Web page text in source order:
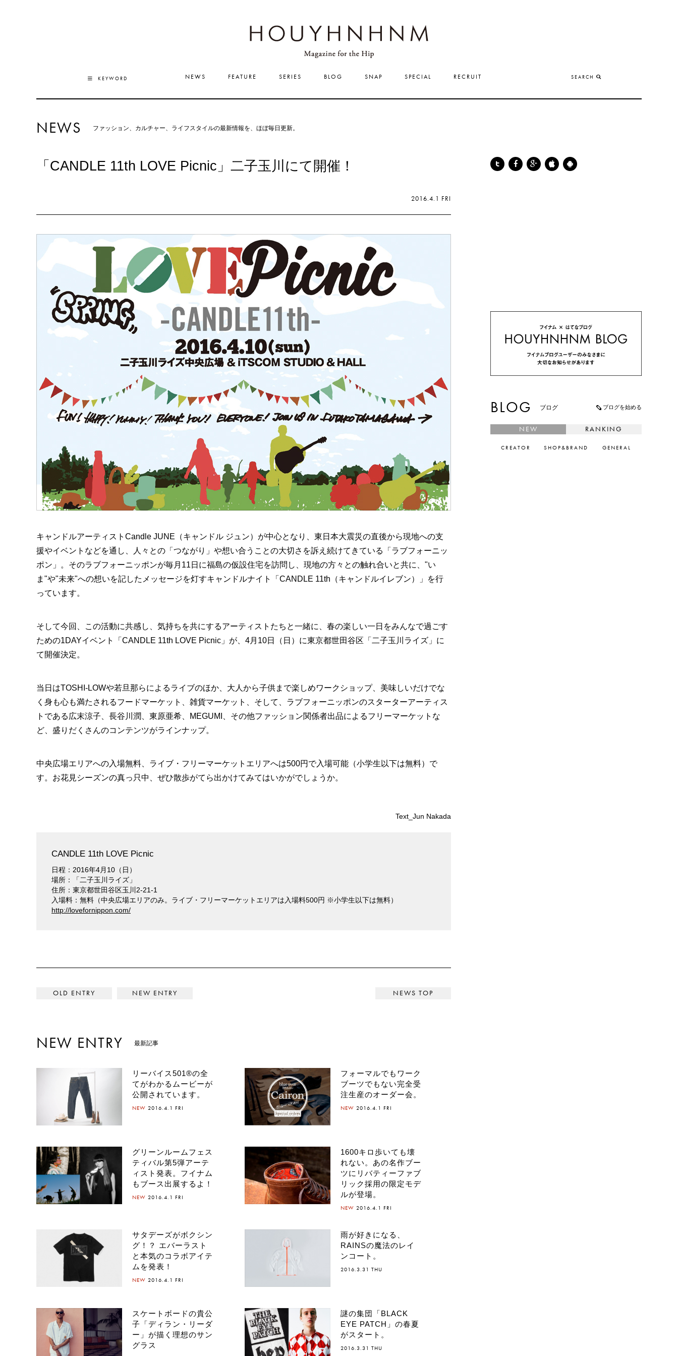
HOUYHNHNM
KEYWORD NEWS FEATURE SERIES BLOG SNAP SPECIAL RECRUIT
NEWS ファッション、カルチャー、ライフスタイルの最新情報を、ほぼ毎日更新。
「CANDLE 11th LOVE Picnic」二子玉川にて開催！
2016.4.1 FRI
キャンドルアーティストCandle JUNE（キャンドル ジュン）が中心となり、東日本大震災の直後から現地への支
援やイベントなどを通し、人々との「つながり」や想い合うことの大切さを訴え続けてきている「ラブフォーニッ
ポン」。そのラブフォーニッポンが毎月11日に福島の仮設住宅を訪問し、現地の方々との触れ合いと共に、"い
ま"や"未来"への想いを記したメッセージを灯すキャンドルナイト「CANDLE 11th（キャンドルイレブン）」を行
っています。
そして今回、この活動に共感し、気持ちを共にするアーティストたちと一緒に、春の楽しい一日をみんなで過ごす
ための1DAYイベント「CANDLE 11th LOVE Picnic」が、4月10日（日）に東京都世田谷区「二子玉川ライズ」に
て開催決定。
当日はTOSHI-LOWや若旦那らによるライブのほか、大人から子供まで楽しめワークショップ、美味しいだけでな
く身も心も満たされるフードマーケット、雑貨マーケット、そして、ラブフォーニッポンのスターターアーティス
トである広末涼子、長谷川潤、東原亜希、MEGUMI、その他ファッション関係者出品によるフリーマーケットな
ど、盛りだくさんのコンテンツがラインナップ。
中央広場エリアへの入場無料、ライブ・フリーマーケットエリアへは500円で入場可能（小学生以下は無料）で
す。お花見シーズンの真っ只中、ぜひ散歩がてら出かけてみてはいかがでしょうか。
Text_Jun Nakada
CANDLE 11th LOVE Picnic
日程：2016年4月10（日）
場所：「二子玉川ライズ」
住所：東京都世田谷区玉川2-21-1
入場料：無料（中央広場エリアのみ。ライブ・フリーマーケットエリアは入場料500円 ※小学生以下は無料）
http://lovefornippon.com/
< グリーンルームフェスティバル第5弾アーティスト発表。フイナムもブース出展するよ！
フォーマルでもワークブーツでもない完全受注生産のオーダー会。 >
NEWS TOP
NEW ENTRY 最新記事
リーバイス501®の全
てがわかるムービーが
公開されています。
NEW2016.4.1 FRI
フォーマルでもワーク
ブーツでもない完全受
注生産のオーダー会。
NEW 2016.4.1 FRI
グリーンルームフェス
ティバル第5弾アーテ
ィスト発表。フイナム
もブース出展するよ！
NEW2016.4.1 FRI
1600キロ歩いても壊
れない。あの名作ブー
ツにリバティーファブ
リック採用の限定モデ
ルが登場。
NEW 2016.4.1 FRI
サタデーズがボクシン
グ！？ エバーラスト
と本気のコラボアイテ
ムを発表！
NEW2016.4.1 FRI
雨が好きになる、
RAINSの魔法のレイ
ンコート。
2016.3.31 THU
スケートボードの貴公
子「ディラン・リーダ
ー」が描く理想のサン
グラス
謎の集団「BLACK
EYE PATCH」の春夏
がスタート。
2016.3.31 THU
BLOG ブログ ブログを始める
NEW RANKING
CREATOR SHOP&BRAND GENERAL